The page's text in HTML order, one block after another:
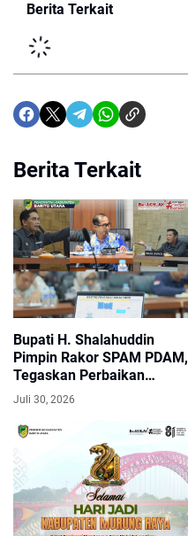
Berita Terkait
Berita Terkait
Bupati H. Shalahuddin
Pimpin Rakor SPAM PDAM,
Tegaskan Perbaikan
Jaringan Rusak dan
50 Liter per Detik
Juli 30, 2026